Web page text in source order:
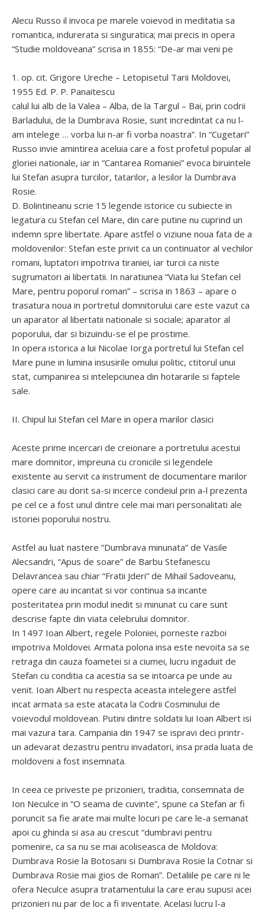
Alecu Russo il invoca pe marele voievod in meditatia sa
romantica, indurerata si singuratica; mai precis in opera
“Studie moldoveana” scrisa in 1855: “De-ar mai veni pe
1. op. cit. Grigore Ureche – Letopisetul Tarii Moldovei,
1955 Ed. P. P. Panaitescu
calul lui alb de la Valea – Alba, de la Targul – Bai, prin codrii
Barladului, de la Dumbrava Rosie, sunt incredintat ca nu l-
am intelege … vorba lui n-ar fi vorba noastra”. In “Cugetari”
Russo invie amintirea aceluia care a fost profetul popular al
gloriei nationale, iar in “Cantarea Romaniei” evoca biruintele
lui Stefan asupra turcilor, tatarilor, a lesilor la Dumbrava
Rosie.
D. Bolintineanu scrie 15 legende istorice cu subiecte in
legatura cu Stefan cel Mare, din care putine nu cuprind un
indemn spre libertate. Apare astfel o viziune noua fata de a
moldovenilor: Stefan este privit ca un continuator al vechilor
romani, luptatori impotriva tiraniei, iar turcii ca niste
sugrumatori ai libertatii. In naratiunea “Viata lui Stefan cel
Mare, pentru poporul roman” – scrisa in 1863 – apare o
trasatura noua in portretul domnitorului care este vazut ca
un aparator al libertatii nationale si sociale; aparator al
poporului, dar si bizuindu-se el pe prostime.
In opera istorica a lui Nicolae Iorga portretul lui Stefan cel
Mare pune in lumina insusirile omului politic, ctitorul unui
stat, cumpanirea si intelepciunea din hotararile si faptele
sale.
II. Chipul lui Stefan cel Mare in opera marilor clasici
Aceste prime incercari de creionare a portretului acestui
mare domnitor, impreuna cu cronicile si legendele
existente au servit ca instrument de documentare marilor
clasici care au dorit sa-si incerce condeiul prin a-l prezenta
pe cel ce a fost unul dintre cele mai mari personalitati ale
istoriei poporului nostru.
Astfel au luat nastere “Dumbrava minunata” de Vasile
Alecsandri, “Apus de soare” de Barbu Stefanescu
Delavrancea sau chiar “Fratii Jderi” de Mihail Sadoveanu,
opere care au incantat si vor continua sa incante
posteritatea prin modul inedit si minunat cu care sunt
descrise fapte din viata celebrului domnitor.
In 1497 Ioan Albert, regele Poloniei, porneste razboi
impotriva Moldovei. Armata polona insa este nevoita sa se
retraga din cauza foametei si a ciumei, lucru ingaduit de
Stefan cu conditia ca acestia sa se intoarca pe unde au
venit. Ioan Albert nu respecta aceasta intelegere astfel
incat armata sa este atacata la Codrii Cosminului de
voievodul moldovean. Putini dintre soldatii lui Ioan Albert isi
mai vazura tara. Campania din 1947 se ispravi deci printr-
un adevarat dezastru pentru invadatori, insa prada luata de
moldoveni a fost insemnata.
In ceea ce priveste pe prizonieri, traditia, consemnata de
Ion Neculce in “O seama de cuvinte”, spune ca Stefan ar fi
poruncit sa fie arate mai multe locuri pe care le-a semanat
apoi cu ghinda si asa au crescut “dumbravi pentru
pomenire, ca sa nu se mai acoliseasca de Moldova:
Dumbrava Rosie la Botosani si Dumbrava Rosie la Cotnar si
Dumbrava Rosie mai gios de Roman”. Detaliile pe care ni le
ofera Neculce asupra tratamentului la care erau supusi acei
prizonieri nu par de loc a fi inventate. Acelasi lucru l-a